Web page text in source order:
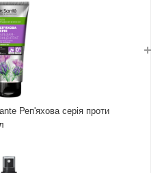
Реп'яхова серія проти